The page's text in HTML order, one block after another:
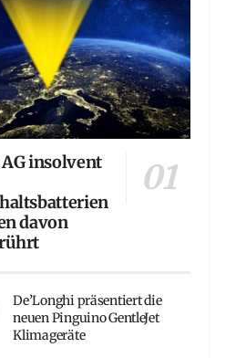
insolvent
davon
De’Longhi präsentiert die
neuen Pinguino GentleJet
Klimageräte